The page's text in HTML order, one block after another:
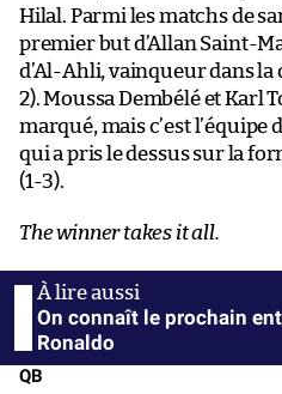
Hilal. Parmi les matchs de
premier but d’Allan Saint-
d’Al-Ahli, vainqueur dans la
2). Moussa Dembélé et Karl
marqué, mais c’est
qui a pris le dessus sur la
(1-3).
The winner takes it all.
On connaît le prochain
Ronaldo
QB